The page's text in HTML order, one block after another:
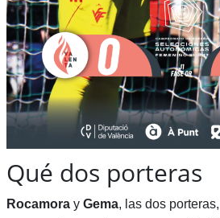
Qué dos porteras
Rocamoray Gema, las dos